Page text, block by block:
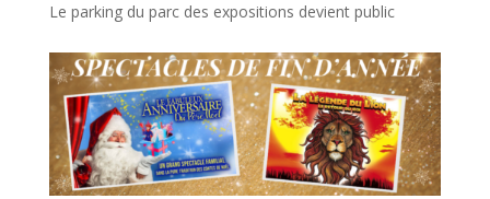
Le parking du parc des expositions devient public